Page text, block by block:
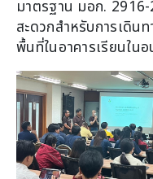
มาตรฐาน มอก.
สะดวกสำหรับการเดิน
พื้นที่ในอาคารเรียนใน